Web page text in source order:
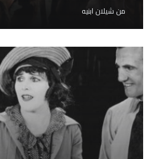
من شيلان ابنيه